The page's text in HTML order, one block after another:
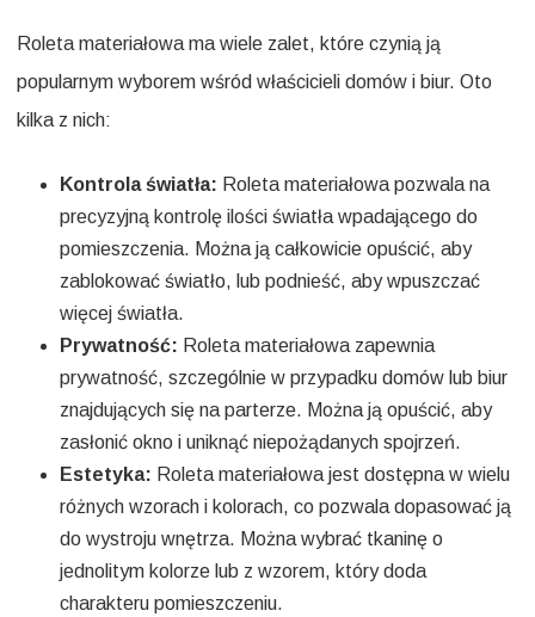
Roleta materiałowa ma wiele zalet, które czynią ją
popularnym wyborem wśród właścicieli domów i biur. Oto
kilka z nich:
Kontrola światła: Roleta materiałowa pozwala na
precyzyjną kontrolę ilości światła wpadającego do
pomieszczenia. Można ją całkowicie opuścić, aby
zablokować światło, lub podnieść, aby wpuszczać
więcej światła.
Prywatność: Roleta materiałowa zapewnia
prywatność, szczególnie w przypadku domów lub biur
znajdujących się na parterze. Można ją opuścić, aby
zasłonić okno i uniknąć niepożądanych spojrzeń.
Estetyka: Roleta materiałowa jest dostępna w wielu
różnych wzorach i kolorach, co pozwala dopasować ją
do wystroju wnętrza. Można wybrać tkaninę o
jednolitym kolorze lub z wzorem, który doda
charakteru pomieszczeniu.